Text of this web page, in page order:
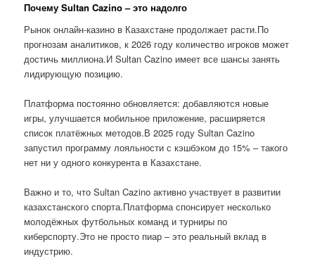
Почему Sultan Cazino – это надолго
Рынок онлайн-казино в Казахстане продолжает расти.По
прогнозам аналитиков, к 2026 году количество игроков может
достичь миллиона.И Sultan Cazino имеет все шансы занять
лидирующую позицию.
Платформа постоянно обновляется: добавляются новые
игры, улучшается мобильное приложение, расширяется
список платёжных методов.В 2025 году Sultan Cazino
запустил программу лояльности с кэшбэком до 15% – такого
нет ни у одного конкурента в Казахстане.
Важно и то, что Sultan Cazino активно участвует в развитии
казахстанского спорта.Платформа спонсирует несколько
молодёжных футбольных команд и турниры по
киберспорту.Это не просто пиар – это реальный вклад в
индустрию.